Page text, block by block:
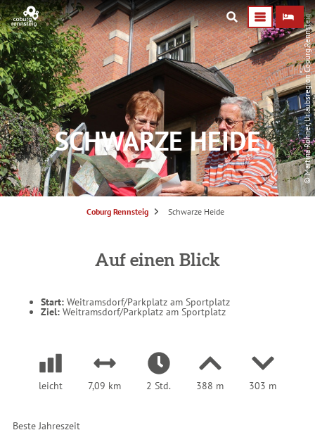
© Martina Rohner, Urlaubsregion Coburg.Rennsteig
SCHWARZE HEIDE
S
:
Coburg Rennsteig Schwarze Heide
Auf einen Blick
Start: Weitramsdorf/Parkplatz am Sportplatz
Ziel: Weitramsdorf/Parkplatz am Sportplatz
leicht 7,09 km 2 Std. 388 m 303 m
Beste Jahreszeit